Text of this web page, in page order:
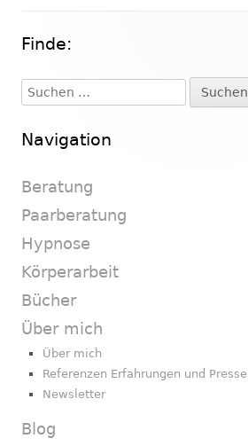
Haupt-
Seitenleiste
Finde:
Suchen
nach:
Navigation
Beratung
Paarberatung
Hypnose
Körperarbeit
Bücher
Über mich
Über mich
Referenzen Erfahrungen und Presse
Newsletter
Blog